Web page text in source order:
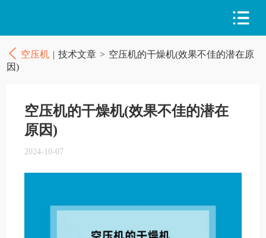
空压机 | 技术文章 > 空压机的干燥机(效果不佳的潜在原
因)
空压机的干燥机(效果不佳的潜在
原因)
2024-10-07